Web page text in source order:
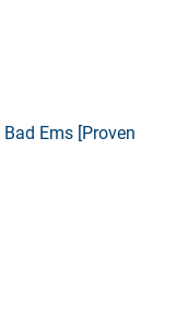
Ems [Proven